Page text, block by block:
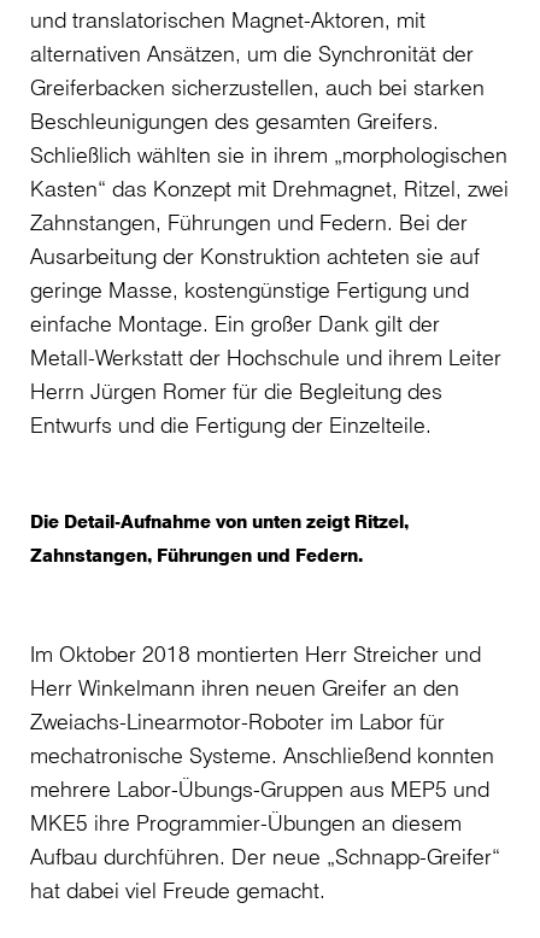
und translatorischen Magnet-Aktoren, mit
alternativen Ansätzen, um die Synchronität der
Greiferbacken sicherzustellen, auch bei starken
Beschleunigungen des gesamten Greifers.
Schließlich wählten sie in ihrem „morphologischen
Kasten“ das Konzept mit Drehmagnet, Ritzel, zwei
Zahnstangen, Führungen und Federn. Bei der
Ausarbeitung der Konstruktion achteten sie auf
geringe Masse, kostengünstige Fertigung und
einfache Montage. Ein großer Dank gilt der
Metall-Werkstatt der Hochschule und ihrem Leiter
Herrn Jürgen Romer für die Begleitung des
Entwurfs und die Fertigung der Einzelteile.
Die Detail-Aufnahme von unten zeigt Ritzel,
Zahnstangen, Führungen und Federn.
Im Oktober 2018 montierten Herr Streicher und
Herr Winkelmann ihren neuen Greifer an den
Zweiachs-Linearmotor-Roboter im Labor für
mechatronische Systeme. Anschließend konnten
mehrere Labor-Übungs-Gruppen aus MEP5 und
MKE5 ihre Programmier-Übungen an diesem
Aufbau durchführen. Der neue „Schnapp-Greifer“
hat dabei viel Freude gemacht.